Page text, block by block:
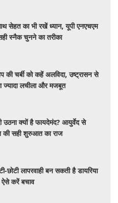
सेहत का भी रखें ध्यान, यूपी एनएचएम
स्नैक चुनने का तरीका
की चर्बी को कहें अलविदा, उष्ट्रासन से
ज्यादा लचीला और मजबूत
उठना क्यों है फायदेमंद? आयुर्वेद से
की सही शुरुआत का राज
छोटी लापरवाही बन सकती है डायरिया
करें बचाव